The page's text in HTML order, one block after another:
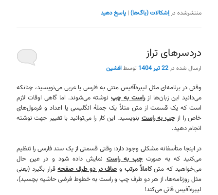
منتشرشده در اِشکالات (باگ‌ها) |پاسخ دهید
دردسرهای تراز
ارسال شده در22 تیر 1404 توسطافشین
وقتی در برنامه‌ای مثل لیبره‌آفیس متنی به فارسی یا عربی می‌نویسید، چنانکه
می‌دانید این زبان‌ها ازراست به چپ نوشته می‌شوند. اما گاهی اوقات لازم
است که یک قسمت از متن مثلاً یک جملهٔ انگلیسی یا اعداد و فرمول‌های
خاص را ازچپ به راستبنویسید. این کار را می‌توانید با تغییر جهت نوشته
انجام دهید.
در اینجا متأسفانه مشکلی وجود دارد: وقتی قسمتی از یک سند فارسی را تنظیم
می‌کنید که به صورت چپ به راستنمایش داده شود و در عین حال
می‌خواهید که متنکاملاً مرتب وصاف در دو طرف صفحهقرار بگیرد (یعنی
مثل روزنامه‌ها، از هر دو طرف چپ و راست به خطوط فرضی حاشیه بچسبد)،
لیبره‌آفیس قاتی می‌کند!